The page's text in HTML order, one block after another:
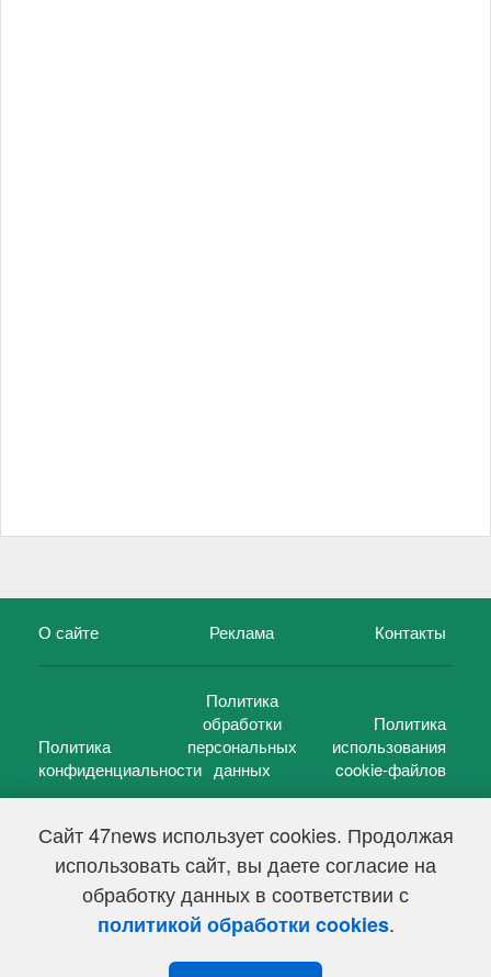
Сайт 47news использует cookies. Продолжая
использовать сайт, вы даете согласие на
обработку данных в соответствии с
политикой обработки cookies.
О сайте Реклама Контакты
Политика
конфиденциальности
Политика
обработки
персональных
данных
Политика
использования
cookie-файлов
47 новостей (47 news)2005 — 2026 г.
Свидетельство о регистрации СМИ Эл № ФС 77-39848, выдано
Федеральной службой по надзору в сфере связи,
информационных технологий и массовых коммуникаций